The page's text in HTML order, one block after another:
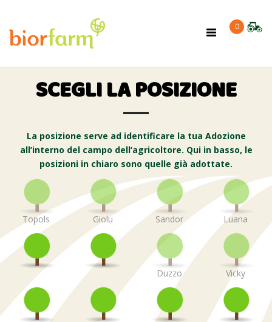
0
Toggle
SCEGLI LA POSIZIONE
La posizione serve ad identificare la tua Adozione
all’interno del campo dell’agricoltore. Qui in basso, le
posizioni in chiaro sono quelle già adottate.
Topols Giolu Sandor Luana
Duzzo Vicky